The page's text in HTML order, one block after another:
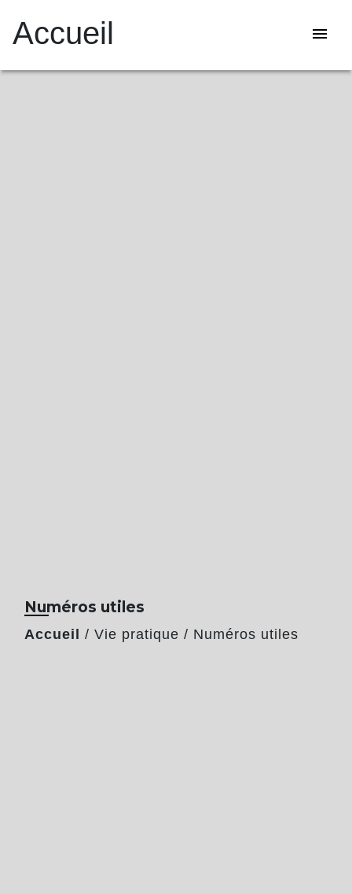
Accueil menu
Numéros utiles
Accueil / Vie pratique / Numéros utiles